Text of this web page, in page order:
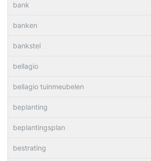
bank
banken
bankstel
bellagio
bellagio tuinmeubelen
beplanting
beplantingsplan
bestrating